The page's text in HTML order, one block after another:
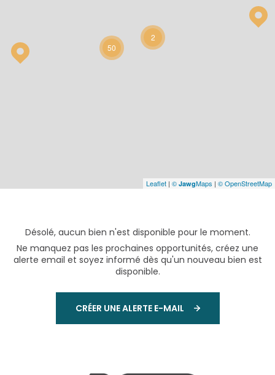
2
50
Leaflet | © JawgMaps | © OpenStreetMap
Désolé, aucun bien n'est disponible pour le moment.
Ne manquez pas les prochaines opportunités, créez une
alerte email et soyez informé dès qu'un nouveau bien est
disponible.
CRÉER UNE ALERTE E-MAIL